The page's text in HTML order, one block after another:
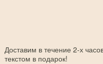
Доставим в течение 2-х
текстом в подарок!